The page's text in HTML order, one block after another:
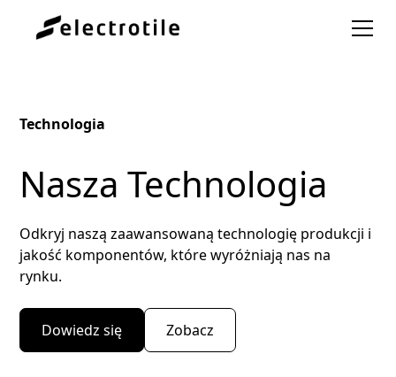
Technologia
Nasza Technologia
Odkryj naszą zaawansowaną technologię produkcji i
jakość komponentów, które wyróżniają nas na
rynku.
Dowiedz się Zobacz